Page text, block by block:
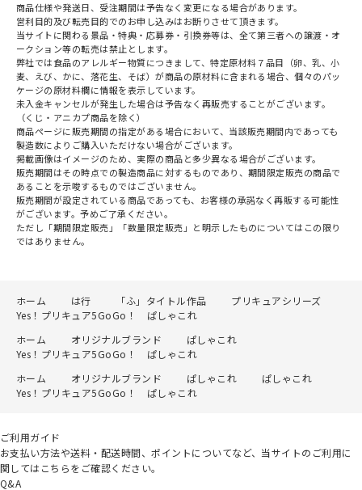
商品仕様や発送日、受注期間は予告なく変更になる場合があります。
営利目的及び転売目的でのお申し込みはお断りさせて頂きます。
当サイトに関わる景品・特典・応募券・引換券等は、全て第三者への譲渡・オ
ークション等の転売は禁止とします。
弊社では食品のアレルギー物質につきまして、特定原材料７品目（卵、乳、小
麦、えび、かに、落花生、そば）が商品の原材料に含まれる場合、個々のパッ
ケージの原材料欄に情報を表示しています。
未入金キャンセルが発生した場合は予告なく再販売することがございます。
（くじ・アニカプ商品を除く）
商品ページに販売期間の指定がある場合において、当該販売期間内であっても
製造数によりご購入いただけない場合がございます。
掲載画像はイメージのため、実際の商品と多少異なる場合がございます。
販売期間はその時点での製造商品に対するものであり、期間限定販売の商品で
あることを示唆するものではございません。
販売期間が設定されている商品であっても、お客様の承諾なく再販する可能性
がございます。予めご了承ください。
ただし「期間限定販売」「数量限定販売」と明示したものについてはこの限り
ではありません。
ホーム は行 「ふ」タイトル作品
プリキュアシリーズ
Yes！プリキュア5GoGo！ ぱしゃこれ
ホーム
オリジナルブランド
ぱしゃこれ
Yes！プリキュア5GoGo！ ぱしゃこれ
ホーム
オリジナルブランド ぱしゃこれ
ぱしゃこれ
Yes！プリキュア5GoGo！ ぱしゃこれ
ご利用ガイド
お支払い方法や送料・配送時間、ポイントについてなど、当サイトのご利用に
関してはこちらをご確認ください。
Q&A